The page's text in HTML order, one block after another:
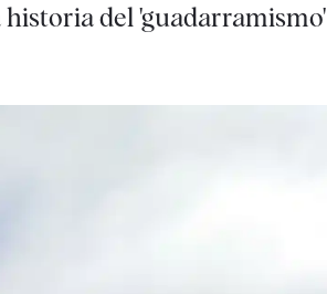
del 'guadarramismo'